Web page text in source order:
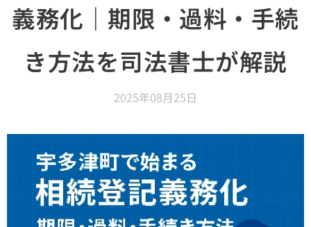
義務化｜期限・過料・手続
き方法を司法書士が解説
2025年08月25日